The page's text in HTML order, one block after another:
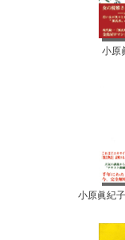
小原
小原眞紀